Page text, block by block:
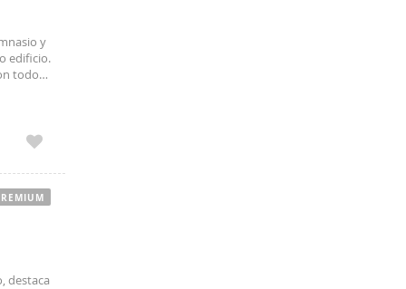
y
edificio.
todo
destaca